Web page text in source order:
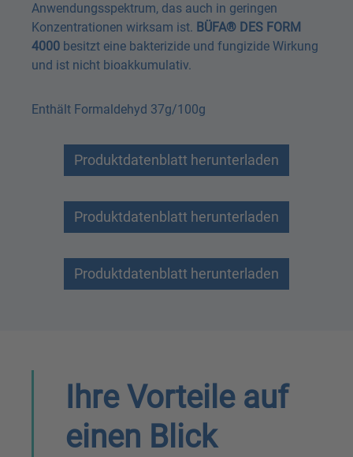
Anwendungsspektrum, das auch in geringen
Konzentrationen wirksam ist. BÜFA® DES FORM
4000 besitzt eine bakterizide und fungizide Wirkung
und ist nicht bioakkumulativ.
Enthält Formaldehyd 37g/100g
Produktdatenblatt herunterladen
Produktdatenblatt herunterladen
Produktdatenblatt herunterladen
Ihre Vorteile auf
einen Blick